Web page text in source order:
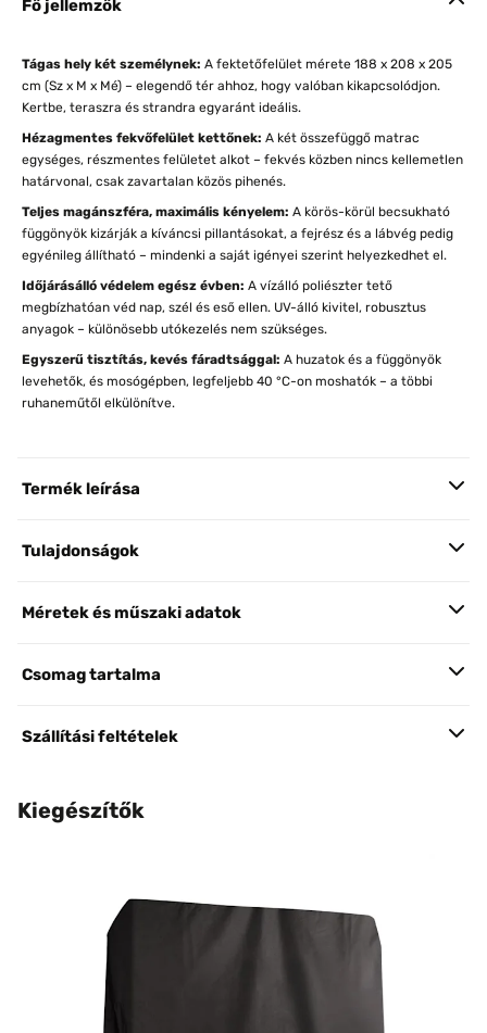
Fő jellemzők
Tágas hely két személynek: A fektetőfelület mérete 188 x 208 x 205
cm (Sz x M x Mé) – elegendő tér ahhoz, hogy valóban kikapcsolódjon.
Kertbe, teraszra és strandra egyaránt ideális.
Hézagmentes fekvőfelület kettőnek: A két összefüggő matrac
egységes, részmentes felületet alkot – fekvés közben nincs kellemetlen
határvonal, csak zavartalan közös pihenés.
Teljes magánszféra, maximális kényelem: A körös-körül becsukható
függönyök kizárják a kíváncsi pillantásokat, a fejrész és a lábvég pedig
egyénileg állítható – mindenki a saját igényei szerint helyezkedhet el.
Időjárásálló védelem egész évben: A vízálló poliészter tető
megbízhatóan véd nap, szél és eső ellen. UV-álló kivitel, robusztus
anyagok – különösebb utókezelés nem szükséges.
Egyszerű tisztítás, kevés fáradtsággal: A huzatok és a függönyök
levehetők, és mosógépben, legfeljebb 40 °C-on moshatók – a többi
ruhaneműtől elkülönítve.
Termék leírása
Tulajdonságok
Méretek és műszaki adatok
Csomag tartalma
Szállítási feltételek
Kiegészítők